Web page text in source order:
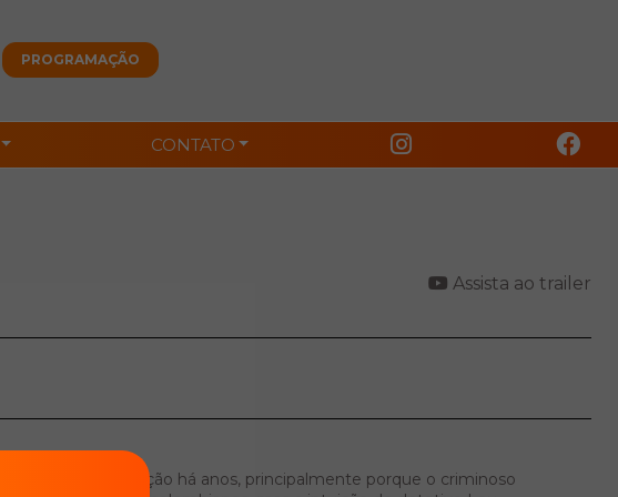
CONTATO
Assista ao trailer
sem solução há anos, principalmente porque o criminoso